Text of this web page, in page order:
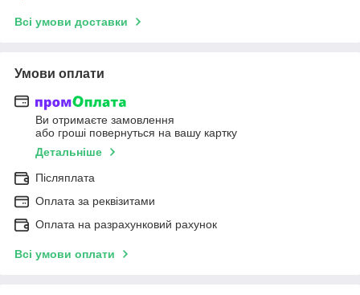
Всі умови доставки
Умови оплати
Ви отримаєте замовлення
або гроші повернуться на вашу картку
Детальніше
Післяплата
Оплата за реквізитами
Оплата на разрахунковий рахунок
Всі умови оплати